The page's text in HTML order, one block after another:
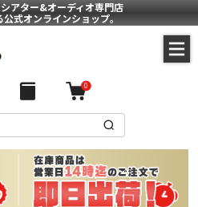
アター&オーディオ専門店
式オンラインショップ。
0